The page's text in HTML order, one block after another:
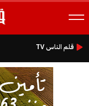
قلم الناس TV